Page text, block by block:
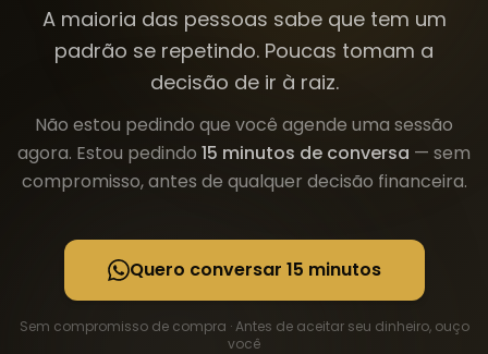
A maioria das pessoas sabe que tem um
padrão se repetindo. Poucas tomam a
decisão de ir à raiz.
Não estou pedindo que você agende uma sessão
agora. Estou pedindo 15 minutos de conversa — sem
compromisso, antes de qualquer decisão financeira.
Quero conversar 15 minutos
Sem compromisso de compra · Antes de aceitar seu dinheiro, ouço
você